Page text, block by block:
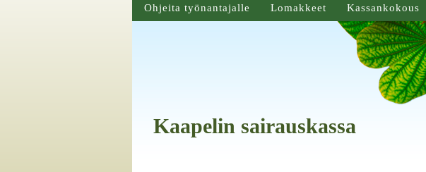
Ohjeita työnantajalle
Lomakkeet Kassankokous
Kaapelin sairauskassa